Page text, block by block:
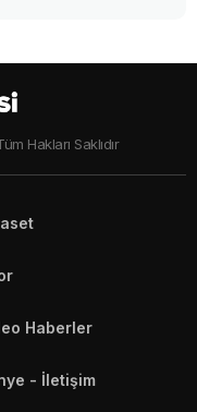
Hakları Saklıdır
Haberler
- İletişim